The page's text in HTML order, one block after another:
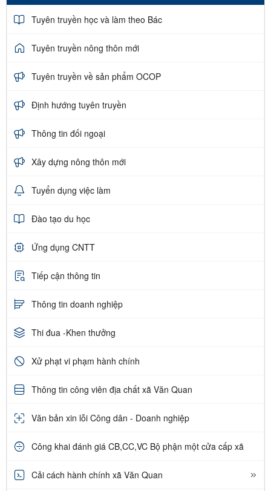
Tuyên truyền học và làm theo Bác
Tuyên truyền nông thôn mới
Tuyên truyền về sản phẩm OCOP
Định hướng tuyên truyền
Thông tin đối ngoại
Xây dựng nông thôn mới
Tuyển dụng việc làm
Đào tạo du học
Ứng dụng CNTT
Tiếp cận thông tin
Thông tin doanh nghiệp
Thi đua -Khen thưởng
Xử phạt vi phạm hành chính
Thông tin công viên địa chất xã Văn Quan
Văn bản xin lỗi Công dân - Doanh nghiệp
Công khai đánh giá CB,CC,VC Bộ phận một cửa cấp xã
Cải cách hành chính xã Văn Quan